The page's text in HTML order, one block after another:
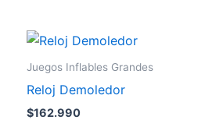
Juegos Inflables Grandes
Reloj Demoledor
$162.990